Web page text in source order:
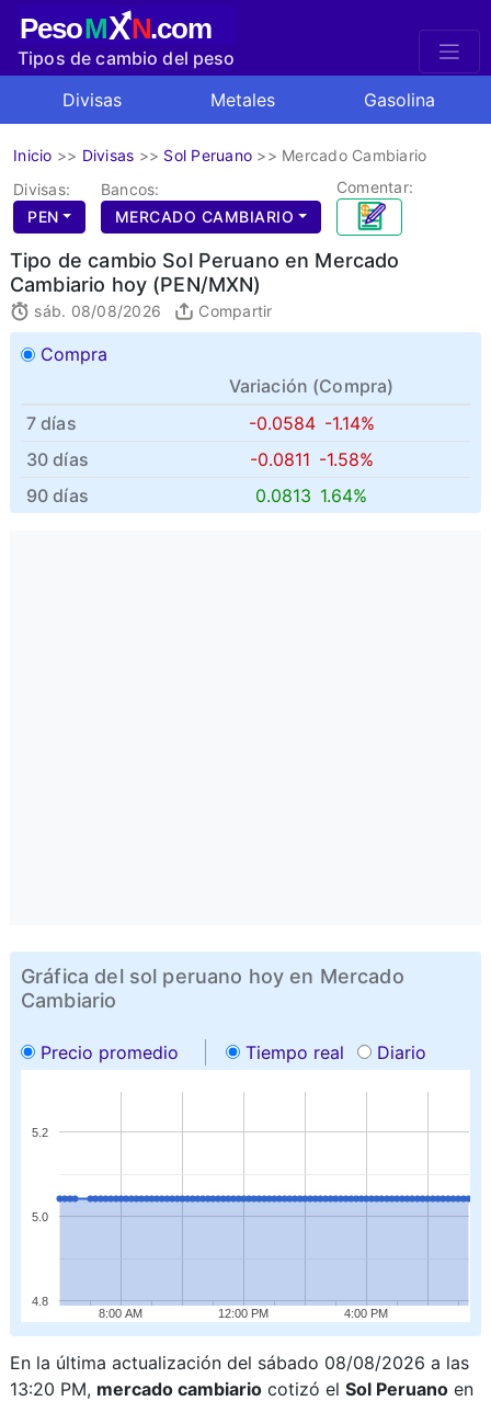
PesoMXN.com
Tipos de cambio del peso
Divisas Metales Gasolina
Inicio >> Divisas >> Sol Peruano >> Mercado Cambiario
Divisas:
PEN
Bancos:
MERCADO CAMBIARIO
Comentar:
Tipo de cambio Sol Peruano en Mercado
Cambiario hoy (PEN/MXN)
sáb. 08/08/2026 Compartir
Compra
Variación (Compra)
7 días
-0.0584 -1.14%
30 días
-0.0811 -1.58%
90 días
0.0813 1.64%
Gráfica del sol peruano hoy en Mercado
Cambiario
Precio promedio Tiempo real Diario
8:00 AM 12:00 PM 4:00 PM
4.8
5.0
5.2
En la última actualización del sábado 08/08/2026 a las
13:20 PM, mercado cambiario cotizó el Sol Peruano en